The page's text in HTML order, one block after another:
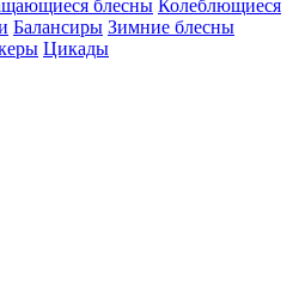
блесны Колеблющиеся
Балансиры Зимние блесны
Цикады